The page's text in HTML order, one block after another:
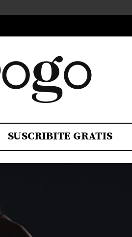
SUSCRIBITE GRATIS